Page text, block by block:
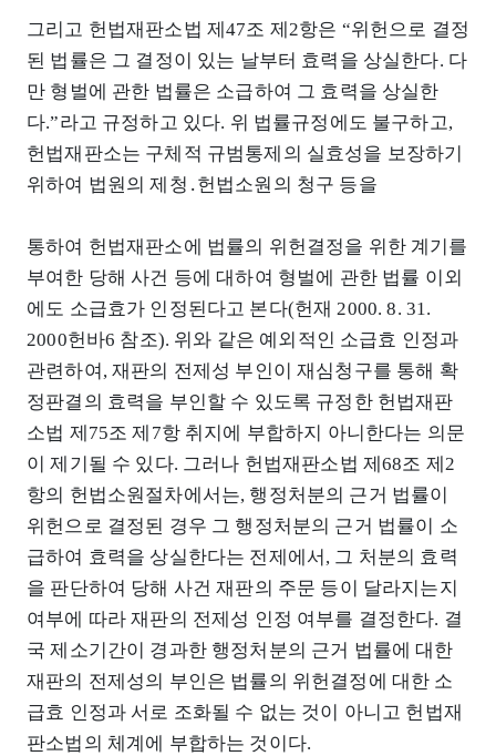
그리고 헌법재판소법 제47조 제2항은 “위헌으로 결정
된 법률은 그 결정이 있는 날부터 효력을 상실한다. 다
만 형벌에 관한 법률은 소급하여 그 효력을 상실한
다.”라고 규정하고 있다. 위 법률규정에도 불구하고,
헌법재판소는 구체적 규범통제의 실효성을 보장하기
위하여 법원의 제청․헌법소원의 청구 등을
통하여 헌법재판소에 법률의 위헌결정을 위한 계기를
부여한 당해 사건 등에 대하여 형벌에 관한 법률 이외
에도 소급효가 인정된다고 본다(헌재 2000. 8. 31.
2000헌바6 참조). 위와 같은 예외적인 소급효 인정과
관련하여, 재판의 전제성 부인이 재심청구를 통해 확
정판결의 효력을 부인할 수 있도록 규정한 헌법재판
소법 제75조 제7항 취지에 부합하지 아니한다는 의문
이 제기될 수 있다. 그러나 헌법재판소법 제68조 제2
항의 헌법소원절차에서는, 행정처분의 근거 법률이
위헌으로 결정된 경우 그 행정처분의 근거 법률이 소
급하여 효력을 상실한다는 전제에서, 그 처분의 효력
을 판단하여 당해 사건 재판의 주문 등이 달라지는지
여부에 따라 재판의 전제성 인정 여부를 결정한다. 결
국 제소기간이 경과한 행정처분의 근거 법률에 대한
재판의 전제성의 부인은 법률의 위헌결정에 대한 소
급효 인정과 서로 조화될 수 없는 것이 아니고 헌법재
판소법의 체계에 부합하는 것이다.